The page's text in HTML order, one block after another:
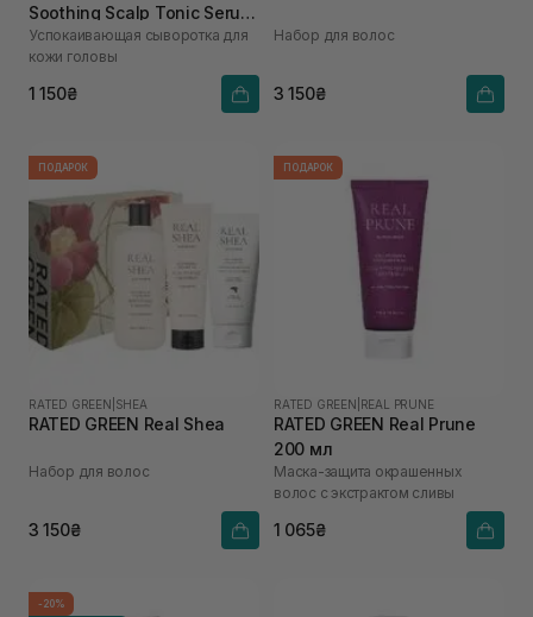
Soothing Scalp Tonic Serum
100 мл
Успокаивающая сыворотка для
кожи головы
1 150₴
Набор для волос
3 150₴
ПОДАРОК
RATED GREEN SHEA
RATED GREEN Real Shea
Набор для волос
3 150₴
ПОДАРОК
RATED GREEN REAL PRUNE
RATED GREEN Real Prune
200 мл
Маска-защита окрашенных
волос с экстрактом сливы
1 065₴
-20%